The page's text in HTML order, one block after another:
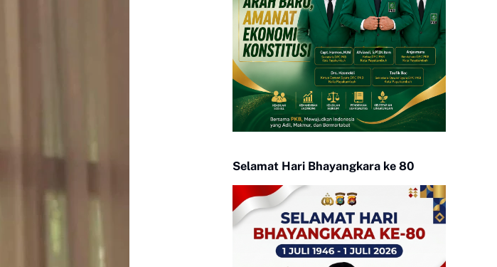
Selamat Hari Bhayangkara ke 80